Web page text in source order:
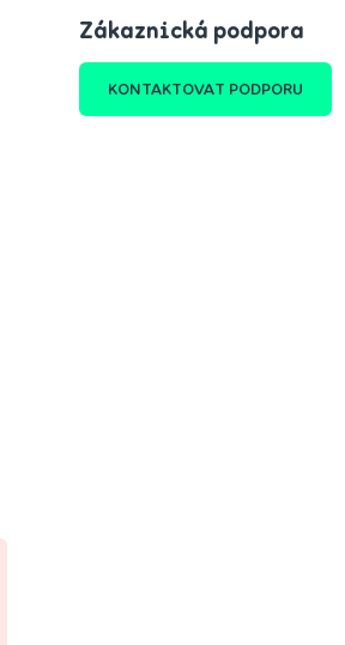
Zákaznická podpora
KONTAKTOVAT PODPORU